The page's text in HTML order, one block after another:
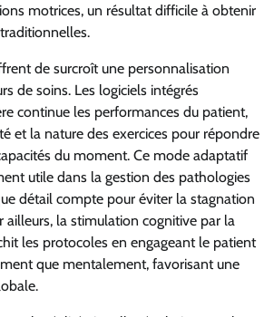
motrices, un résultat difficile à obtenir
de surcroît une personnalisation
de soins. Les logiciels intégrés
continue les performances du patient,
et la nature des exercices pour répondre
du moment. Ce mode adaptatif
utile dans la gestion des pathologies
détail compte pour éviter la stagnation
ailleurs, la stimulation cognitive par la
les protocoles en engageant le patient
que mentalement, favorisant une